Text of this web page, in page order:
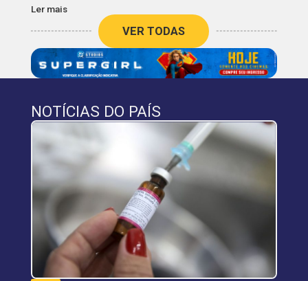
Ler mais
VER TODAS
NOTÍCIAS DO PAÍS